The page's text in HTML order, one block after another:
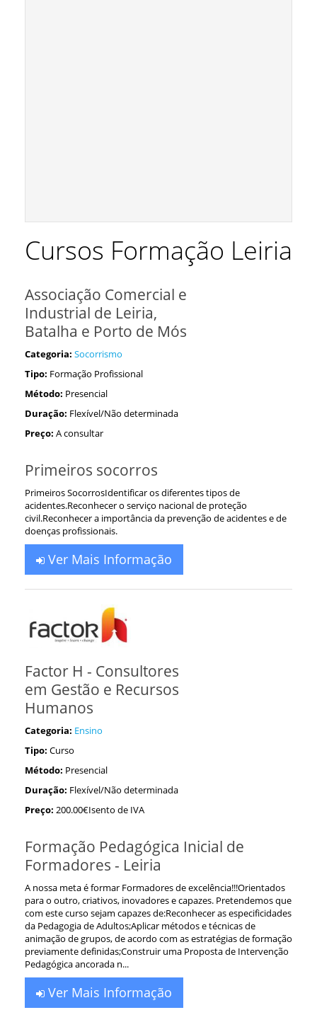
Cursos Formação Leiria
Associação Comercial e
Industrial de Leiria,
Batalha e Porto de Mós
Categoria: Socorrismo
Tipo: Formação Profissional
Método: Presencial
Duração: Flexível/Não determinada
Preço: A consultar
Primeiros socorros
Primeiros SocorrosIdentificar os diferentes tipos de
acidentes.Reconhecer o serviço nacional de proteção
civil.Reconhecer a importância da prevenção de acidentes e de
doenças profissionais.
Ver Mais Informação
Factor H - Consultores
em Gestão e Recursos
Humanos
Categoria: Ensino
Tipo: Curso
Método: Presencial
Duração: Flexível/Não determinada
Preço: 200.00€Isento de IVA
Formação Pedagógica Inicial de
Formadores - Leiria
A nossa meta é formar Formadores de excelência!!!Orientados
para o outro, criativos, inovadores e capazes. Pretendemos que
com este curso sejam capazes de:Reconhecer as especificidades
da Pedagogia de Adultos;Aplicar métodos e técnicas de
animação de grupos, de acordo com as estratégias de formação
previamente definidas;Construir uma Proposta de Intervenção
Pedagógica ancorada n...
Ver Mais Informação